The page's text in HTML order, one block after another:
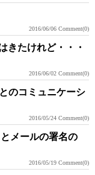
2016/06/06 Comment(0)
きたけれど・・・
2016/06/02 Comment(0)
のコミュニケーシ
2016/05/24 Comment(0)
メールの署名の
2016/05/19 Comment(0)